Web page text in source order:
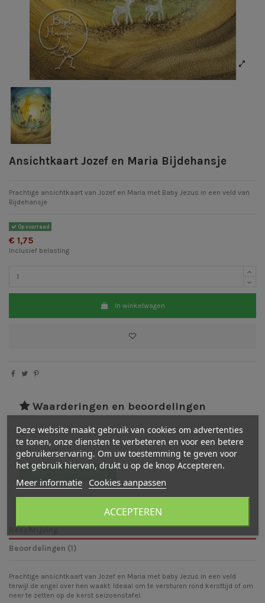
Ansichtkaart Jozef en Maria Bijdehansje
Prachtige ansichtkaart van Jozef en Maria met Baby Jezus in een veld van
Bijdehansje
Op voorraad
€ 1,75
Inclusief belasting
In winkelwagen
Waarderingen en beoordelingen
( / 5)-1cijfer(s)
Bekijk verdeling
Schrijf een beoordeling
Beschrijving
Beoordelingen (1)
Prachtige ansichtkaart van Jozef en Maria met baby Jezus in een veld
terwijl de engel over hen waakt. Ideaal om te versturen rond kersttijd of om
neer te zetten op de kerst seizoenstafel.
Deze website maakt gebruik van cookies om advertenties
te tonen, onze diensten te verbeteren en voor een betere
gebruikerservaring. Om uw toestemming te geven voor
het gebruik hiervan, drukt u op de knop Accepteren.
Meer informatie Cookies aanpassen
ACCEPTEREN